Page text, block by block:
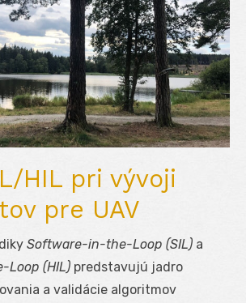
HIL pri vývoji
pre UAV
Software-in-the-Loop (SIL) a
Loop (HIL) predstavujú jadro
a validácie algoritmov